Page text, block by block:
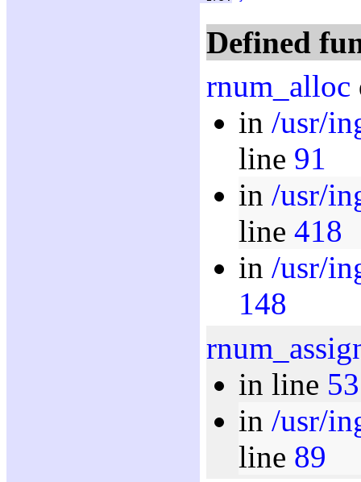
Defined
rnum_alloc
in /usr/
line 91
in /usr/
line 418
in /usr/
148
in line 53
in /usr/
line 89